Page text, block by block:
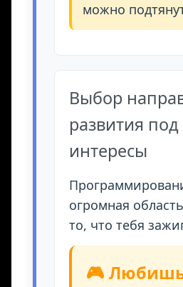
можно
Выбор
развития под
интересы
огромная
то, что тебя
🎮